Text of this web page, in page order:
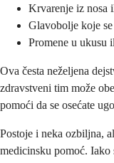
Krvarenje iz nosa
Glavobolje koje
Promene u ukusu
Ova česta neželjena
zdravstveni tim može
pomoći da se osećate
Postoje i neka ozbiljna,
medicinsku pomoć. Iako